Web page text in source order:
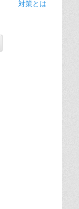
対策とは